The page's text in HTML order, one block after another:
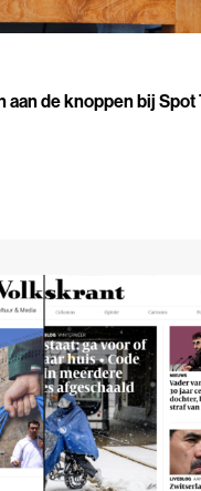
aan de knoppen bij Spot